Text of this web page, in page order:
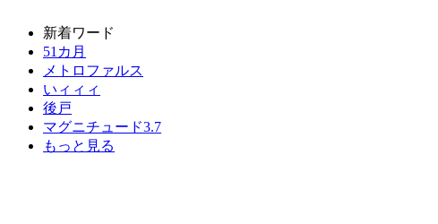
新着ワード
51カ月
メトロファルス
いィィィ
後戸
マグニチュード3.7
もっと見る